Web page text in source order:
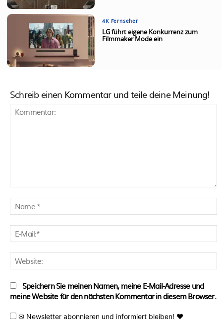
4K Fernseher
LG führt eigene Konkurrenz zum
Filmmaker Mode ein
Schreib einen Kommentar und teile deine Meinung!
Speichern Sie meinen Namen, meine E-Mail-Adresse und
meine Website für den nächsten Kommentar in diesem Browser.
✉ Newsletter abonnieren und informiert bleiben! ♥